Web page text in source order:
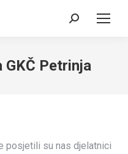
Search:
Petrinja
posjetili su nas djelatnici